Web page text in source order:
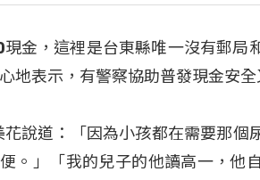
金，這裡是台東縣唯一沒有郵局
地表示，有警察協助普發現金安
說道：「因為小孩都在需要那個
。」「我的兒子的他讀高一，他